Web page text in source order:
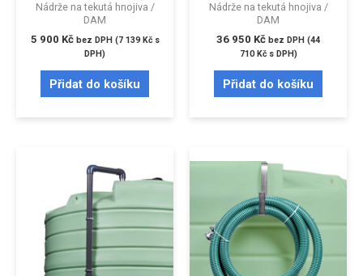
Nádrže na tekutá hnojiva /
DAM
5 900 Kč bez DPH (7 139Kčs
DPH)
Přidat do košíku
Nádrže na tekutá hnojiva /
DAM
36 950 Kč bez DPH (44
710Kčs DPH)
Přidat do košíku